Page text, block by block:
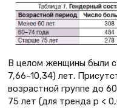
В целом женщины были
7,66–10,34) лет.
возрастной группе до
75 лет (для тренда p <